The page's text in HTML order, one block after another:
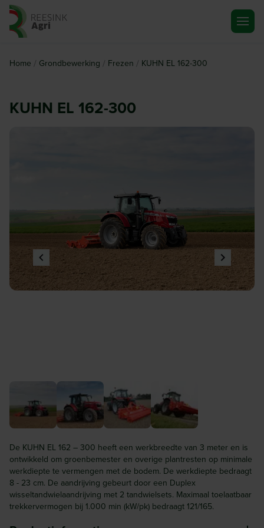
Home / Grondbewerking / Frezen / KUHN EL 162-300
KUHN EL 162-300
De KUHN EL 162 – 300 heeft een werkbreedte van 3 meter en is
ontwikkeld om groenbemester en overige plantresten op minimale
werkdiepte te vermengen met de bodem. De werkdiepte bedraagt
8 - 23 cm. De aandrijving gebeurt door een Duplex
wisseltandwielaandrijving met 2 tandwielsets. Maximaal toelaatbaar
trekkervermogen bij 1.000 min (kW/pk) bedraagt 121/165.